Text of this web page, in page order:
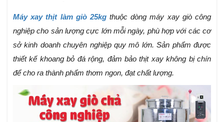
Máy xay thịt làm giò 25kgthuộc dòng máy xay giò công
nghiệp cho sản lượng cực lớn mỗi ngày, phù hợp với các cơ
sở kinh doanh chuyên nghiệp quy mô lớn. Sản phẩm được
thiết kế khoang bỏ đá rộng, đảm bảo thịt xay không bị chín
để cho ra thành phẩm thơm ngon, đạt chất lượng.